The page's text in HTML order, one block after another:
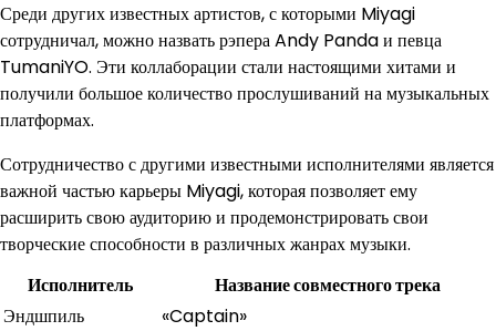
Среди других известных артистов, с которыми Miyagi
сотрудничал, можно назвать рэпера Andy Panda и певца
TumaniYO. Эти коллаборации стали настоящими хитами и
получили большое количество прослушиваний на музыкальных
платформах.
Сотрудничество с другими известными исполнителями является
важной частью карьеры Miyagi, которая позволяет ему
расширить свою аудиторию и продемонстрировать свои
творческие способности в различных жанрах музыки.
Исполнитель
Название совместного трека
Эндшпиль
«Captain»